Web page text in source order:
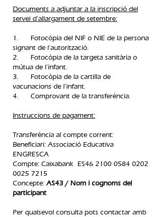
Documents a adjuntar a la inscripció del
servei d'allargament de setembre:
1. Fotocòpia del NIF o NIE de la persona
signant de l’autorització.
2. Fotocòpia de la targeta sanitària o
mútua de l’infant.
3. Fotocòpia de la cartilla de
vacunacions de l’infant.
4. Comprovant de la transferència.​
Instruccions de pagament:
Transferència al compte corrent:
Beneficiari: Associació Educativa
ENGRESCA
Compte: Caixabank ES46 2100 0584 0202
0025 7215
Concepte:AS43 / Nom i cognoms del
participant
Per qualsevol consulta pots contactar amb